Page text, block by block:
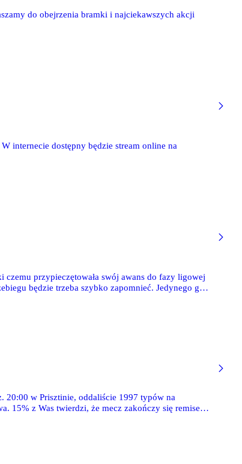
do obejrzenia bramki i najciekawszych akcji
internecie dostępny będzie stream online na
czemu przypieczętowała swój awans do fazy ligowej
będzie trzeba szybko zapomnieć. Jedynego gola
20:00 w Prisztinie, oddaliście 1997 typów na
15% z Was twierdzi, że mecz zakończy się remisem,